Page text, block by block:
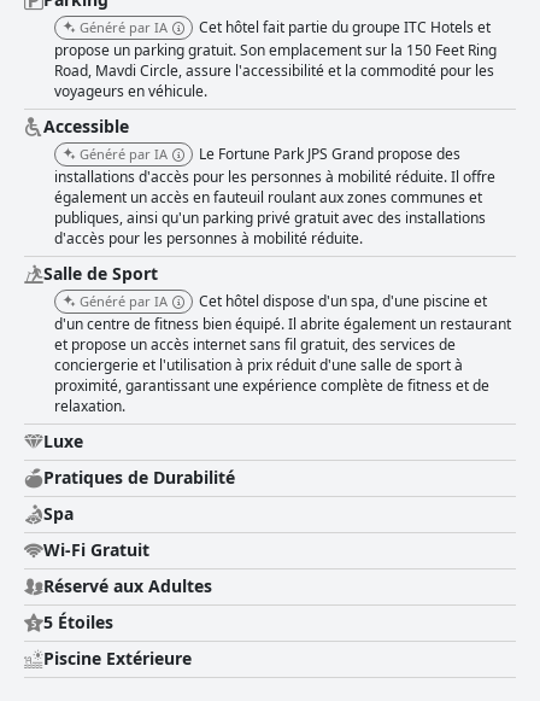
Généré par IA
Cet hôtel fait partie du groupe ITC Hotels et
propose un parking gratuit. Son emplacement sur la 150 Feet Ring
Road, Mavdi Circle, assure l'accessibilité et la commodité pour les
voyageurs en véhicule.
Accessible
Généré par IA
Le Fortune Park JPS Grand propose des
installations d'accès pour les personnes à mobilité réduite. Il offre
également un accès en fauteuil roulant aux zones communes et
publiques, ainsi qu'un parking privé gratuit avec des installations
d'accès pour les personnes à mobilité réduite.
Salle de Sport
Généré par IA
Cet hôtel dispose d'un spa, d'une piscine et
d'un centre de fitness bien équipé. Il abrite également un restaurant
et propose un accès internet sans fil gratuit, des services de
conciergerie et l'utilisation à prix réduit d'une salle de sport à
proximité, garantissant une expérience complète de fitness et de
relaxation.
Luxe
Pratiques de Durabilité
Spa
Wi-Fi Gratuit
Réservé aux Adultes
5 Étoiles
Piscine Extérieure